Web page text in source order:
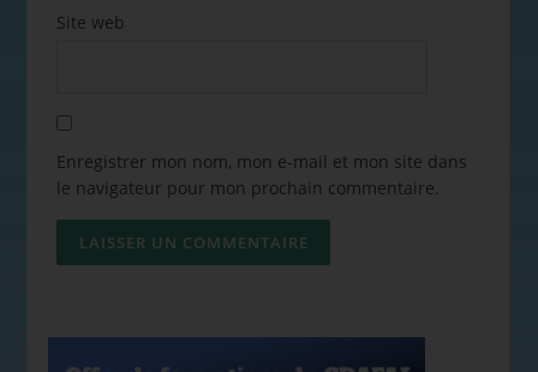
Site web
Enregistrer mon nom, mon e-mail et mon site dans
le navigateur pour mon prochain commentaire.